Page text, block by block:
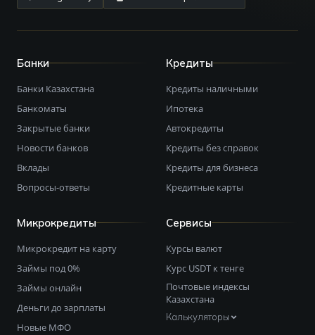
Банки
Банки Казахстана
Банкоматы
Закрытые банки
Новости банков
Вклады
Вопросы-ответы
Кредиты
Кредиты наличными
Ипотека
Автокредиты
Кредиты без справок
Кредиты для бизнеса
Кредитные карты
Микрокредиты
Микрокредит на карту
Займы под 0%
Займы онлайн
Деньги до зарплаты
Новые МФО
Сервисы
Курсы валют
Курс USDT к тенге
Почтовые индексы
Казахстана
Калькуляторы